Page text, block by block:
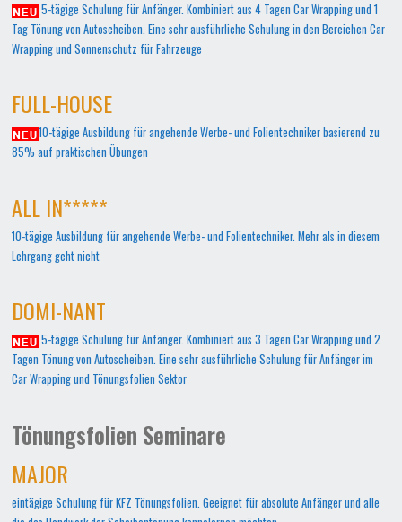
5-tägige Schulung für Anfänger. Kombiniert aus 4 Tagen Car Wrapping und 1
Tag Tönung von Autoscheiben. Eine sehr ausführliche Schulung in den Bereichen Car
Wrapping und Sonnenschutz für Fahrzeuge
FULL-HOUSE
10-tägige Ausbildung für angehende Werbe- und Folientechniker basierend zu
85% auf praktischen Übungen
ALL IN*****
10-tägige Ausbildung für angehende Werbe- und Folientechniker. Mehr als in diesem
Lehrgang geht nicht
DOMI-NANT
5-tägige Schulung für Anfänger. Kombiniert aus 3 Tagen Car Wrapping und 2
Tagen Tönung von Autoscheiben. Eine sehr ausführliche Schulung für Anfänger im
Car Wrapping und Tönungsfolien Sektor
Tönungsfolien Seminare
MAJOR
eintägige Schulung für KFZ Tönungsfolien. Geeignet für absolute Anfänger und alle